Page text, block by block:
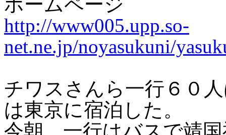
http://www005.upp.so-
net.ne.jp/noyasukuni/
チワスさんら一行６０
は東京に宿泊した。